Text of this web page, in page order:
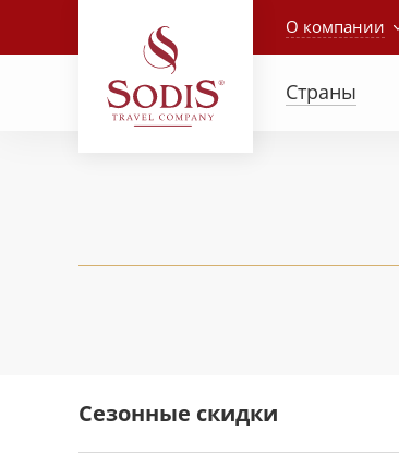
О компании
Страны
Сезонные скидки